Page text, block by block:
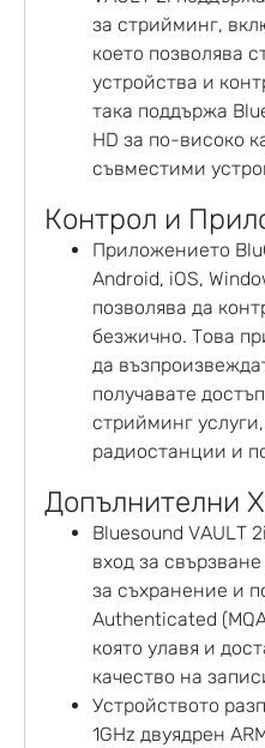
за стрийминг,
което позволява
устройства и
така поддържа
HD за по-високо
съвместими
Контрол и
Приложението
Android, iOS,
позволява да
безжично. Това
да
получавате
стрийминг
радиостанции и
Допълнителни
Bluesound VAULT
вход за
за съхранение и
Authenticated
която улавя и
качество на
Устройството
1GHz двуядрен